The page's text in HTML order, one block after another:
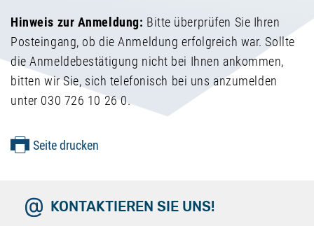
Hinweis zur Anmeldung: Bitte überprüfen Sie Ihren
Posteingang, ob die Anmeldung erfolgreich war. Sollte
die Anmeldebestätigung nicht bei Ihnen ankommen,
bitten wir Sie, sich telefonisch bei uns anzumelden
unter 030 726 10 26 0.
Seite drucken
KONTAKTIEREN SIE UNS!